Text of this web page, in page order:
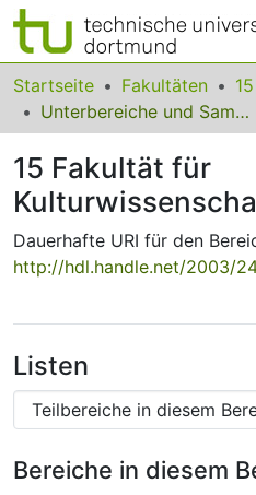
Bereiche & Sammlungen
Das gesamte Repositorium
Statistiken
FAQ
Leitlinien
Startseite Fakultäten
Unterbereiche und Sammlungen
15 Fakultät für
Dauerhafte URI für den
http://hdl.handle.net/2003/
Listen
Bereiche in diesem